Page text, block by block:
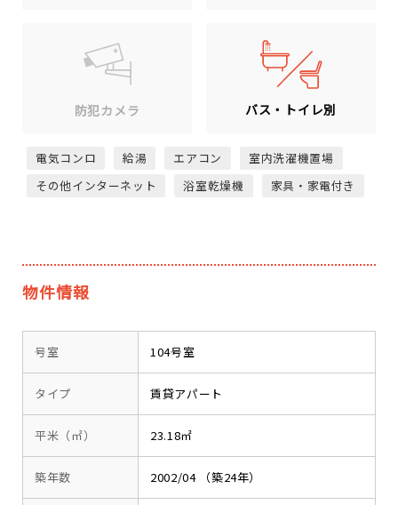
防犯カメラ バス・トイレ別
電気コンロ 給湯 エアコン
室内洗濯機置場
その他インターネット
浴室乾燥機 家具・家電付き
物件情報
号室 104号室
タイプ 賃貸アパート
平米（㎡） 23.18㎡
築年数 2002/04 （築24年）